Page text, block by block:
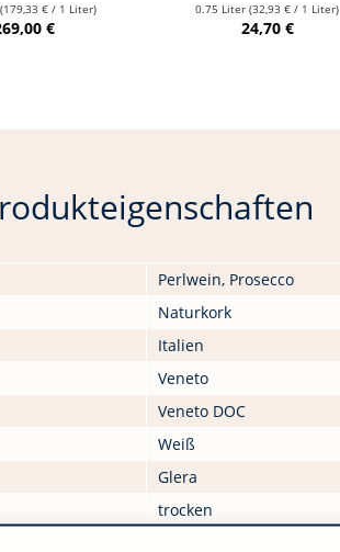
(179,33 € / 1 Liter)
€
0.75 Liter(32,93 € / 1 Liter)
24,70 €
Perlwein, Prosecco
Naturkork
Italien
Veneto
Veneto DOC
Weiß
Glera
trocken